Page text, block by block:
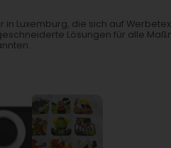
in Luxemburg, die sich auf
Lösungen für alle